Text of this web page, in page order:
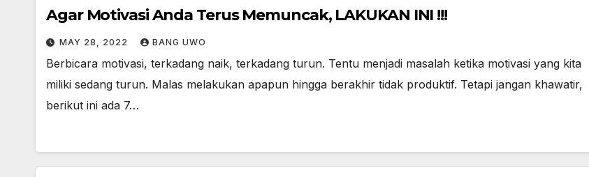
Agar Motivasi Anda Terus Memuncak, LAKUKAN INI !!!
MAY 28, 2022 BANG UWO
Berbicara motivasi, terkadang naik, terkadang turun. Tentu menjadi masalah ketika motivasi yang kita
miliki sedang turun. Malas melakukan apapun hingga berakhir tidak produktif. Tetapi jangan khawatir,
berikut ini ada 7…